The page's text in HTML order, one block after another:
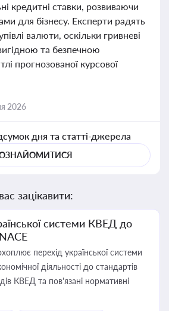
кредитні ставки, розвиваючи
для бізнесу. Експерти радять
валюти, оскільки гривневі
та безпечною
прогнозованої курсової
2026
дня та статті-джерела
зацікавити:
системи КВЕД до
перехід української системи
діяльності до стандартів
КВЕД та пов'язані нормативні